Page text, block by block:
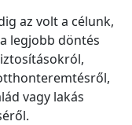
az volt a célunk,
legjobb döntés
vagy lakás